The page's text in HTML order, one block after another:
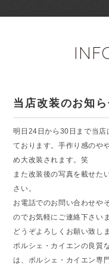
当店改装のお知ら
明日24日から30日まで当店
ております。手作り感のや
め大改装されます。笑
また改装後の写真を載せた
さい。
お電話でのお問い合わせや
のでお気軽にご連絡下さい
どうぞよろしくお願い致しま
ポルシェ・カイエンの良質
は、ポルシェ・カイエン専